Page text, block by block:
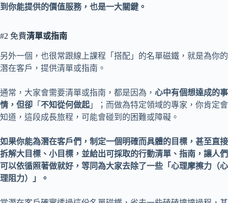
到你能提供的價值服務，也是一大關鍵。
#2 免費清單或指南
另外一個，也很常跟線上課程「搭配」的名單磁鐵，就是為你的
潛在客戶，提供清單或指南。
通常，大家會需要清單或指南，都是因為， 心中有個想達成的事
情，但卻 「 不知從何做起 」；而做為特定領域的專家，你肯定會
知道，這段成長旅程，可能會碰到的困難或障礙。
如果你能為潛在客戶們，制定一個明確而具體的目標，甚至直接
拆解大目標、小目標，並給出可採取的行動清單、指南，讓人們
可以依循照著做就好，等同為大家去除了一些「心理摩擦力（心
理阻力）」。